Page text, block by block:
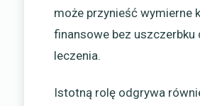
może przynieść wymierne
finansowe bez uszczerbku
leczenia.
Istotną rolę odgrywa